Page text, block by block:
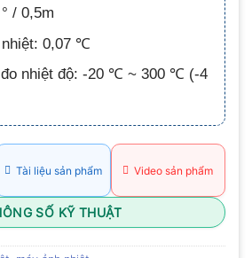
/ 0,5m
0,07 ℃
đo nhiệt độ: -20 ℃ ~ 300 ℃ (-4
Tài liệu sản phẩm Video sản phẩm
SỐ KỸ THUẬT